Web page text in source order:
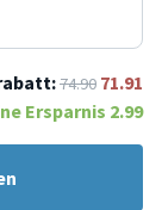
74.90 71.91
Ersparnis 2.99